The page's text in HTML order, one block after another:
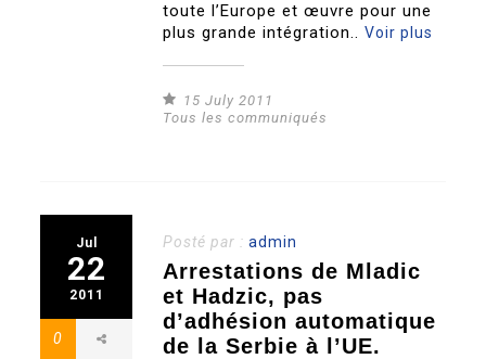
toute l’Europe et œuvre pour une
plus grande intégration..Voir plus
15 July 2011
Tous les communiqués
Jul
22
2011
0
Posté par :admin
Arrestations de Mladic
et Hadzic, pas
d’adhésion automatique
de la Serbie à l’UE.